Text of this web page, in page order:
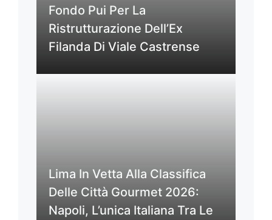
Fondo Pui Per La
Ristrutturazione Dell’Ex
Filanda Di Viale Castrense
Lima In Vetta Alla Classifica
Delle Città Gourmet 2026:
Napoli, L’unica Italiana Tra Le